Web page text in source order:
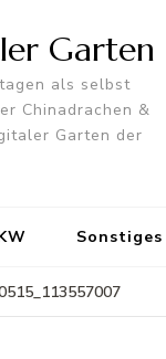
Garten
als selbst
Chinadrachen &
Garten der
Sonstiges